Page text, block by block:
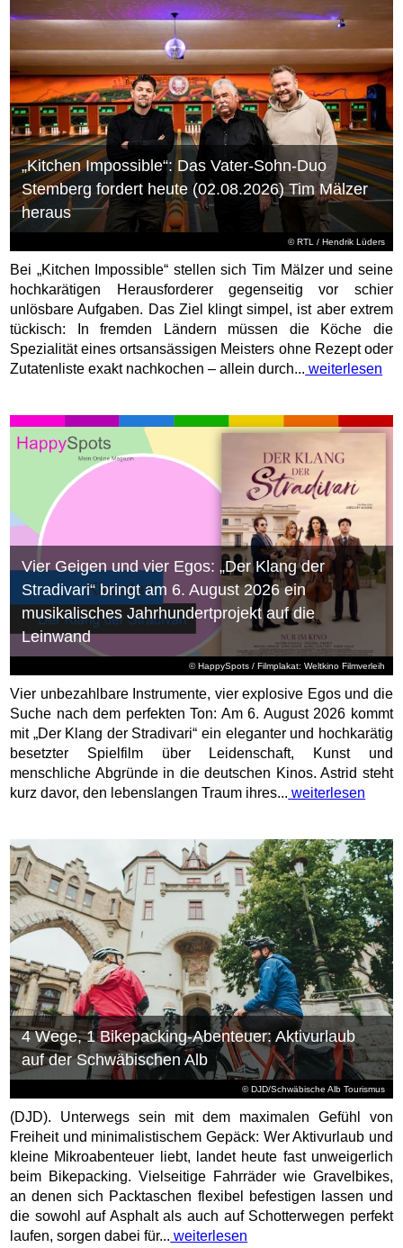
©RTL / Hendrik Lüders
„Kitchen Impossible“: Das Vater-Sohn-Duo
Stemberg fordert heute (02.08.2026) Tim Mälzer
heraus
Bei „Kitchen Impossible“ stellen sich Tim Mälzer und seine
hochkarätigen Herausforderer gegenseitig vor schier
unlösbare Aufgaben. Das Ziel klingt simpel, ist aber extrem
tückisch: In fremden Ländern müssen die Köche die
Spezialität eines ortsansässigen Meisters ohne Rezept oder
Zutatenliste exakt nachkochen – allein durch... weiterlesen
© HappySpots / Filmplakat: Weltkino Filmverleih
Vier Geigen und vier Egos: „Der Klang der
Stradivari“ bringt am 6. August 2026 ein
musikalisches Jahrhundertprojekt auf die
Leinwand
Vier unbezahlbare Instrumente, vier explosive Egos und die
Suche nach dem perfekten Ton: Am 6. August 2026 kommt
mit „Der Klang der Stradivari“ ein eleganter und hochkarätig
besetzter Spielfilm über Leidenschaft, Kunst und
menschliche Abgründe in die deutschen Kinos. Astrid steht
kurz davor, den lebenslangen Traum ihres... weiterlesen
© DJD/Schwäbische Alb Tourismus
4 Wege, 1 Bikepacking-Abenteuer: Aktivurlaub
auf der Schwäbischen Alb
(DJD). Unterwegs sein mit dem maximalen Gefühl von
Freiheit und minimalistischem Gepäck: Wer Aktivurlaub und
kleine Mikroabenteuer liebt, landet heute fast unweigerlich
beim Bikepacking. Vielseitige Fahrräder wie Gravelbikes,
an denen sich Packtaschen flexibel befestigen lassen und
die sowohl auf Asphalt als auch auf Schotterwegen perfekt
laufen, sorgen dabei für... weiterlesen